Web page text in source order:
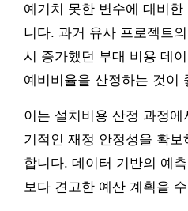
예기치 못한 변수에 대비
니다. 과거 유사 프로젝트
시 증가했던 부대 비용 데
예비비율을 산정하는 것이
이는 설치비용 산정 과정
기적인 재정 안정성을 확
합니다. 데이터 기반의 예
보다 견고한 예산 계획을